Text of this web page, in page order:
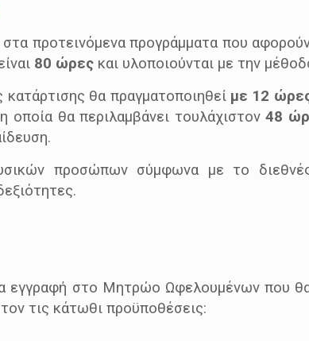
προτεινόμενα προγράμματα που
80 ώρες και υλοποιούνται με την
θα πραγματοποιηθεί με 12
οποία θα περιλαμβάνει τουλάχιστον48
προσώπων σύμφωνα με το
εγγραφή στο Μητρώο Ωφελουμένων που
τις κάτωθι προϋποθέσεις: